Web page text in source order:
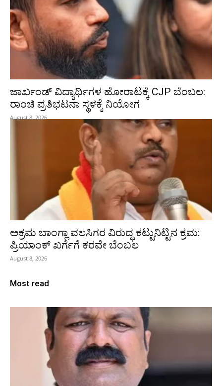
ಜಾರ್ಖಂಡ್‌ ವಿದ್ಯಾರ್ಥಿಗಳ ಹೋರಾಟಕ್ಕೆ CJP ಬೆಂಬಲ:
ರಾಂಚಿ ಪ್ರತಿಭಟನಾ ಸ್ಥಳಕ್ಕೆ ನಿಯೋಗ
August 8, 2026
ಅಕ್ರಮ ಬಾಂಗ್ಲಾ ವಲಸಿಗರ ವಿರುದ್ಧ ಕಟ್ಟುನಿಟ್ಟಿನ ಕ್ರಮ:
ಪ್ರಿಯಾಂಕ್ ಖರ್ಗೆಗೆ ಕರವೇ ಬೆಂಬಲ
August 8, 2026
Most read